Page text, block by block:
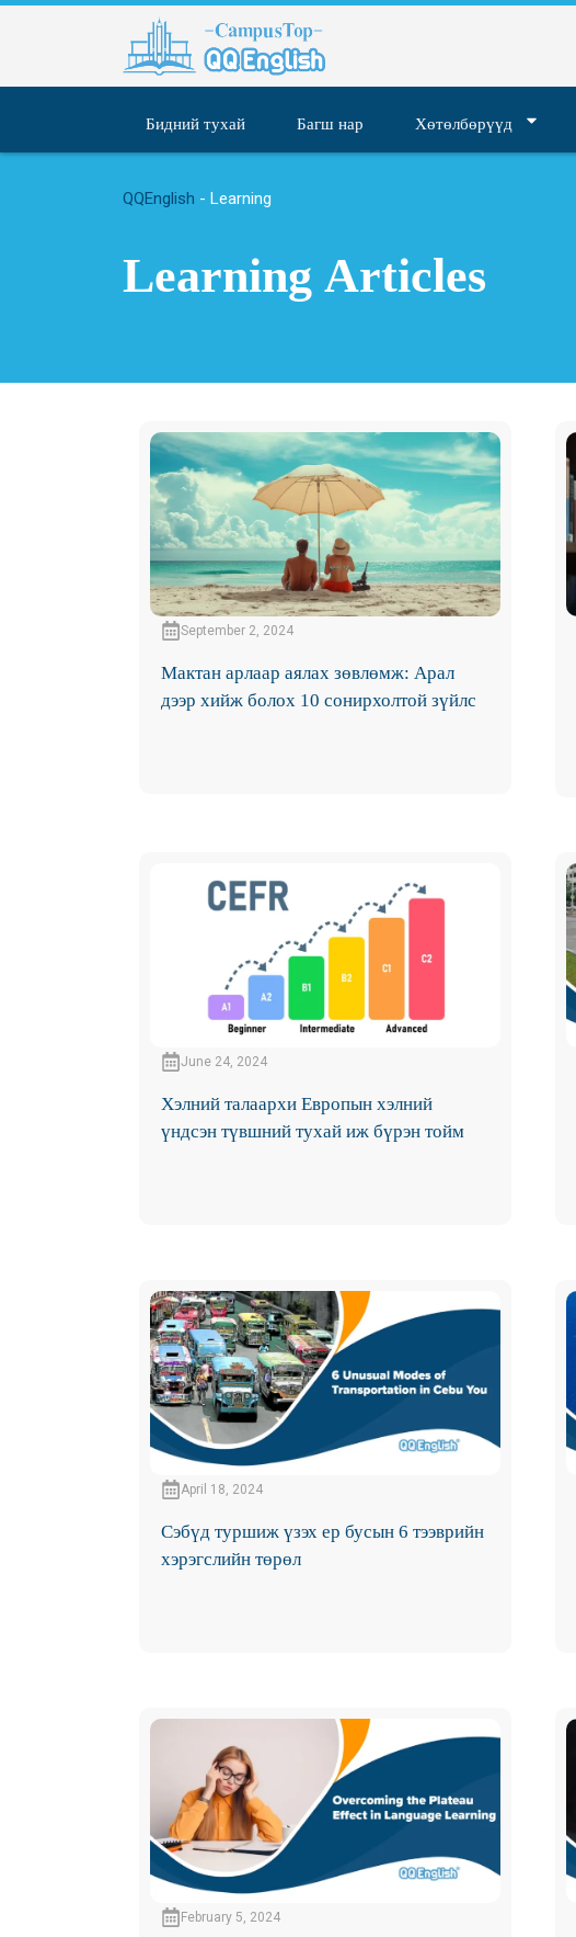
Skip
Бидний тухай Багш нар Хөтөлбөрүүд
QQEnglish - Learning
Learning Articles
September 2, 2024
Мактан арлаар аялах зөвлөмж: Арал
дээр хийж болох 10 сонирхолтой зүйлс
June 24, 2024
Хэлний талаархи Европын хэлний
үндсэн түвшний тухай иж бүрэн тойм
April 18, 2024
Сэбүд туршиж үзэх ер бусын 6 тээврийн
хэрэгслийн төрөл
February 5, 2024